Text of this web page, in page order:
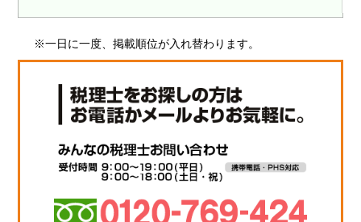
※一日に一度、掲載順位が入れ替わります。